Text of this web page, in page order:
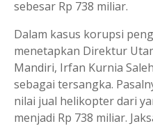
sebesar Rp 738 miliar.
Dalam kasus korupsi
menetapkan Direktur
Mandiri, Irfan Kurnia
sebagai tersangka.
nilai jual helikopter dari
menjadi Rp 738 miliar.